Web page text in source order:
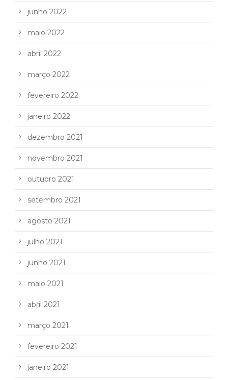
junho 2022
maio 2022
abril 2022
março 2022
fevereiro 2022
janeiro 2022
dezembro 2021
novembro 2021
outubro 2021
setembro 2021
agosto 2021
julho 2021
junho 2021
maio 2021
abril 2021
março 2021
fevereiro 2021
janeiro 2021